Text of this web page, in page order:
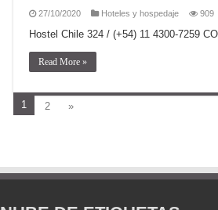
27/10/2020 Hoteles y hospedaje 909
Hostel Chile 324 / (+54) 11 4300-7259
Read More »
1 2 »